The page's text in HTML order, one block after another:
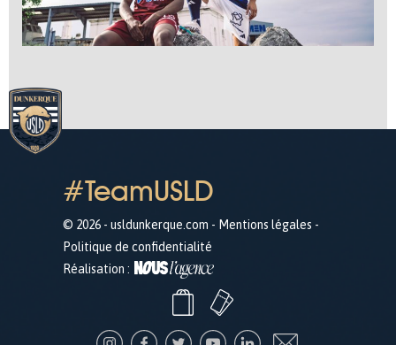
#TeamUSLD
© 2026 - usldunkerque.com - Mentions légales -
Politique de confidentialité
Réalisation :